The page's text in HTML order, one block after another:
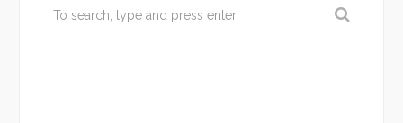
Search
for: